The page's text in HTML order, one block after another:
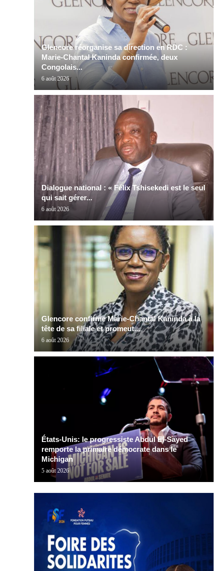
Glencore réorganise sa direction en RDC :
Marie-Chantal Kaninda confirmée, deux
Congolais...
6 août 2026
Dialogue national : « Félix Tshisekedi est le seul
qui sait gérer...
6 août 2026
Glencore confirme Marie-Chantal Kaninda à la
tête de sa filiale et promeut...
6 août 2026
États-Unis: le progressiste Abdul El-Sayed
remporte la primaire démocrate dans le
Michigan
5 août 2026